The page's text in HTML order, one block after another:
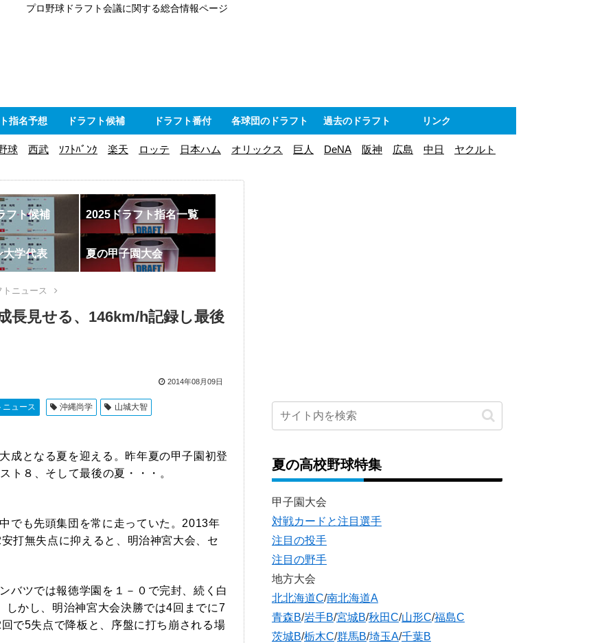
プロ野球ドラフト会議に関する総合情報ページ
指名予想 ドラフト候補 ドラフト番付 各球団のドラフト 過去のドラフト リンク
球 西武 ｿﾌﾄﾊﾞﾝｸ 楽天 ロッテ 日本ハム オリックス 巨人 DeNA 阪神 広島 中日 ヤクルト
フト候補 2025ドラフト指名一覧
大学代表 夏の甲子園大会
ニュース
長見せる、146km/h記録し最後
2014年08月09日
ュース 沖縄尚学 山城大智
となる夏を迎える。昨年夏の甲子園初登
ト８、そして最後の夏・・・。
も先頭集団を常に走っていた。2013年
打無失点に抑えると、明治神宮大会、セ
ツでは報徳学園を１－０で完封、続く白
かし、明治神宮大会決勝では4回までに7
で5失点で降板と、序盤に打ち崩される場
夏の高校野球特集
甲子園大会
対戦カードと注目選手
注目の投手
注目の野手
地方大会
北北海道C/南北海道A
青森B/岩手B/宮城B/秋田C/山形C/福島C
茨城B/栃木C/群馬B/埼玉A/千葉B